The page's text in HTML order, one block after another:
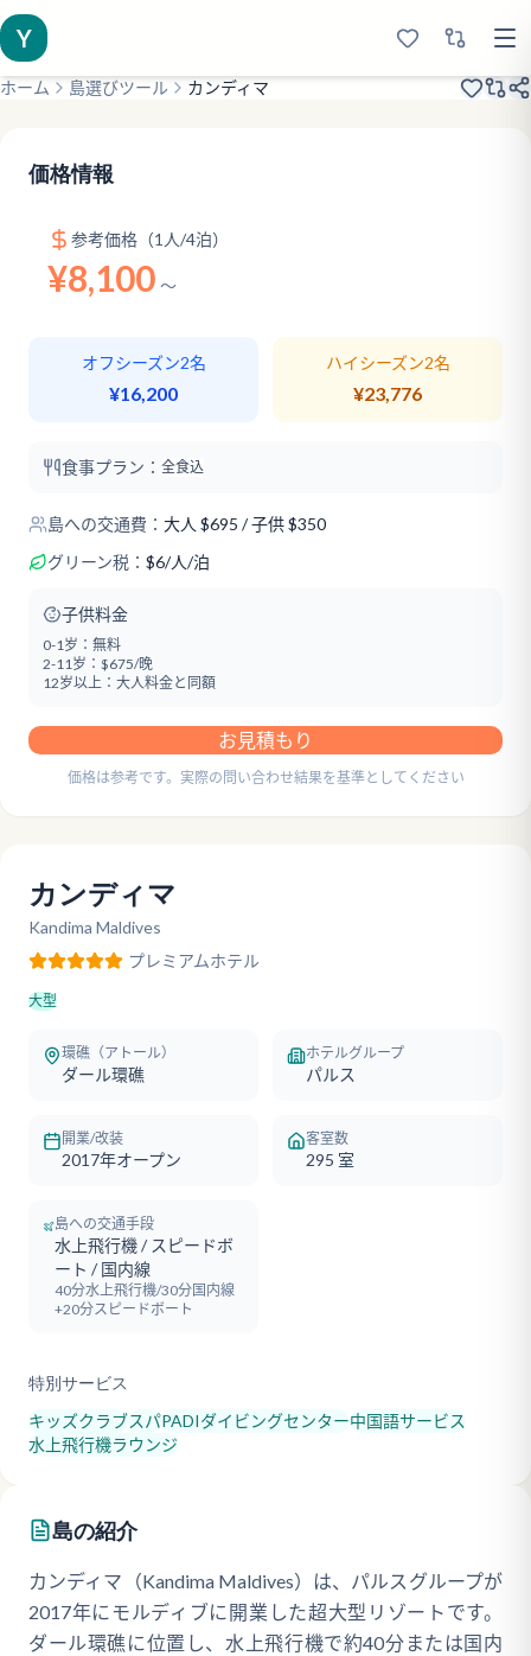
Y
ホーム 島選びツール カンディマ
価格情報
参考価格（1人/4泊）
¥8,100 〜
オフシーズン2名
¥16,200
ハイシーズン2名
¥23,776
食事プラン： 全食込
島への交通費： 大人 $695 / 子供 $350
グリーン税： $6/人/泊
子供料金
0-1岁： 無料
2-11岁： $675/晚
12岁以上： 大人料金と同額
お見積もり
価格は参考です。実際の問い合わせ結果を基準としてください
カンディマ
Kandima Maldives
プレミアムホテル
大型
環礁（アトール）
ダール環礁
ホテルグループ
パルス
開業/改装
2017年オープン
客室数
295 室
島への交通手段
水上飛行機 / スピードボ
ート / 国内線
40分水上飛行機/30分国内線
+20分スピードボート
特別サービス
キッズクラブスパPADIダイビングセンター中国語サービス
水上飛行機ラウンジ
島の紹介
カンディマ（Kandima Maldives）は、パルスグループが
2017年にモルディブに開業した超大型リゾートです。
ダール環礁に位置し、水上飛行機で約40分または国内